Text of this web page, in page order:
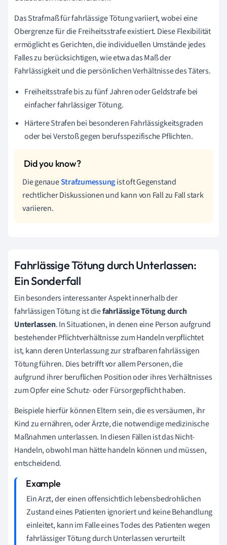
Das Strafmaß für fahrlässige Tötung variiert, wobei eine
Obergrenze für die Freiheitsstrafe existiert. Diese Flexibilität
ermöglicht es Gerichten, die individuellen Umstände jedes
Falles zu berücksichtigen, wie etwa das Maß der
Fahrlässigkeit und die persönlichen Verhältnisse des Täters.
Freiheitsstrafe bis zu fünf Jahren oder Geldstrafe bei
einfacher fahrlässiger Tötung.
Härtere Strafen bei besonderen Fahrlässigkeitsgraden
oder bei Verstoß gegen berufsspezifische Pflichten.
Die genaueStrafzumessungist oft Gegenstand
rechtlicher Diskussionen und kann von Fall zu Fall stark
variieren.
Fahrlässige Tötung durch Unterlassen:
Ein Sonderfall
Ein besonders interessanter Aspekt innerhalb der
fahrlässigen Tötung ist diefahrlässige Tötung durch
Unterlassen. In Situationen, in denen eine Person aufgrund
bestehender Pflichtverhältnisse zum Handeln verpflichtet
ist, kann deren Unterlassung zur strafbaren fahrlässigen
Tötung führen. Dies betrifft vor allem Personen, die
aufgrund ihrer beruflichen Position oder ihres Verhältnisses
zum Opfer eine Schutz- oder Fürsorgepflicht haben.
Beispiele hierfür können Eltern sein, die es versäumen, ihr
Kind zu ernähren, oder Ärzte, die notwendige medizinische
Maßnahmen unterlassen. In diesen Fällen ist das Nicht-
Handeln, obwohl man hätte handeln können und müssen,
entscheidend.
Ein Arzt, der einen offensichtlich lebensbedrohlichen
Zustand eines Patienten ignoriert und keine Behandlung
einleitet, kann im Falle eines Todes des Patienten wegen
fahrlässiger Tötung durch Unterlassen verurteilt